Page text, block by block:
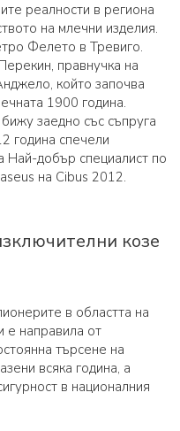
реалности в региона
на млечни изделия.
Фелето в Тревиго.
правнучка на
който започва
1900 година.
заедно със съпруга
година спечели
Най-добър специалист по
на Cibus 2012.
козе
в областта на
е направила от
търсене на
всяка година, а
в националния